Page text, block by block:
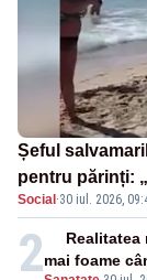
Șeful
pentru părinți:
suficiente”
Social·30 iul. 2026,
2
Realitatea
mai foame